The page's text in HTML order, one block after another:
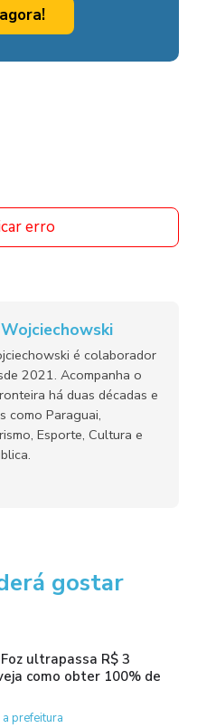
erro
é colaborador
2021. Acompanha o
há duas décadas e
como Paraguai,
Esporte, Cultura e
gostar
ultrapassa R$ 3
como obter 100% de
prefeitura